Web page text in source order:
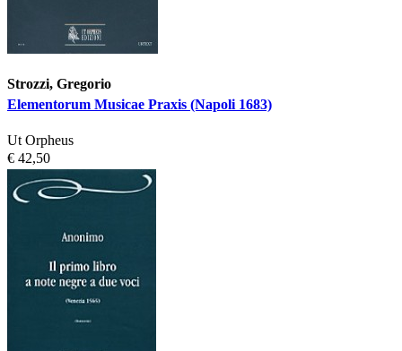
Strozzi, Gregorio
Elementorum Musicae Praxis (Napoli 1683)
Ut Orpheus
€ 42,50